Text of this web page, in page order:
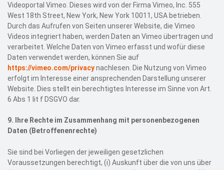
Videoportal Vimeo. Dieses wird von der Firma Vimeo, Inc 555
West 18th Street, New York, New York 10011, USA betrieben.
Durch das Aufrufen von Seiten unserer Website, die Vimeo
Videos integriert haben, werden Daten an Vimeo übertragen und
verarbeitet. Welche Daten von Vimeo erfasst und wofür diese
Daten verwendet werden, können Sie auf
https://vimeo.com/privacynachlesen. Die Nutzung von Vimeo
erfolgt im Interesse einer ansprechenden Darstellung unserer
Website. Dies stellt ein berechtigtes Interesse im Sinne von Art.
6 Abs 1 lit f DSGVO dar.
9.
Ihre Rechte im Zusammenhang mit personenbezogenen
Daten (Betroffenenrechte)
Sie sind bei Vorliegen der jeweiligen gesetzlichen
Voraussetzungen berechtigt, (i) Auskunft über die von uns über